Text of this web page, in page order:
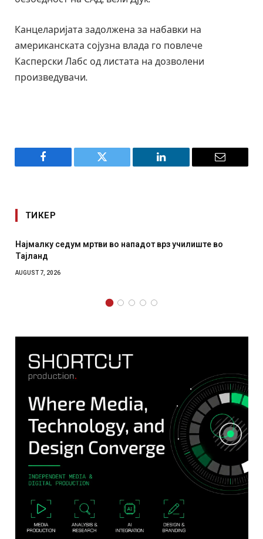
Канцеларијата задолжена за набавки на
американската сојузна влада го повлече
Касперски Лабс од листата на дозволени
произведувачи.
Facebook Twitter LinkedIn Email
ТИКЕР
мртви во нападот врз училиште во
СОЗИС: